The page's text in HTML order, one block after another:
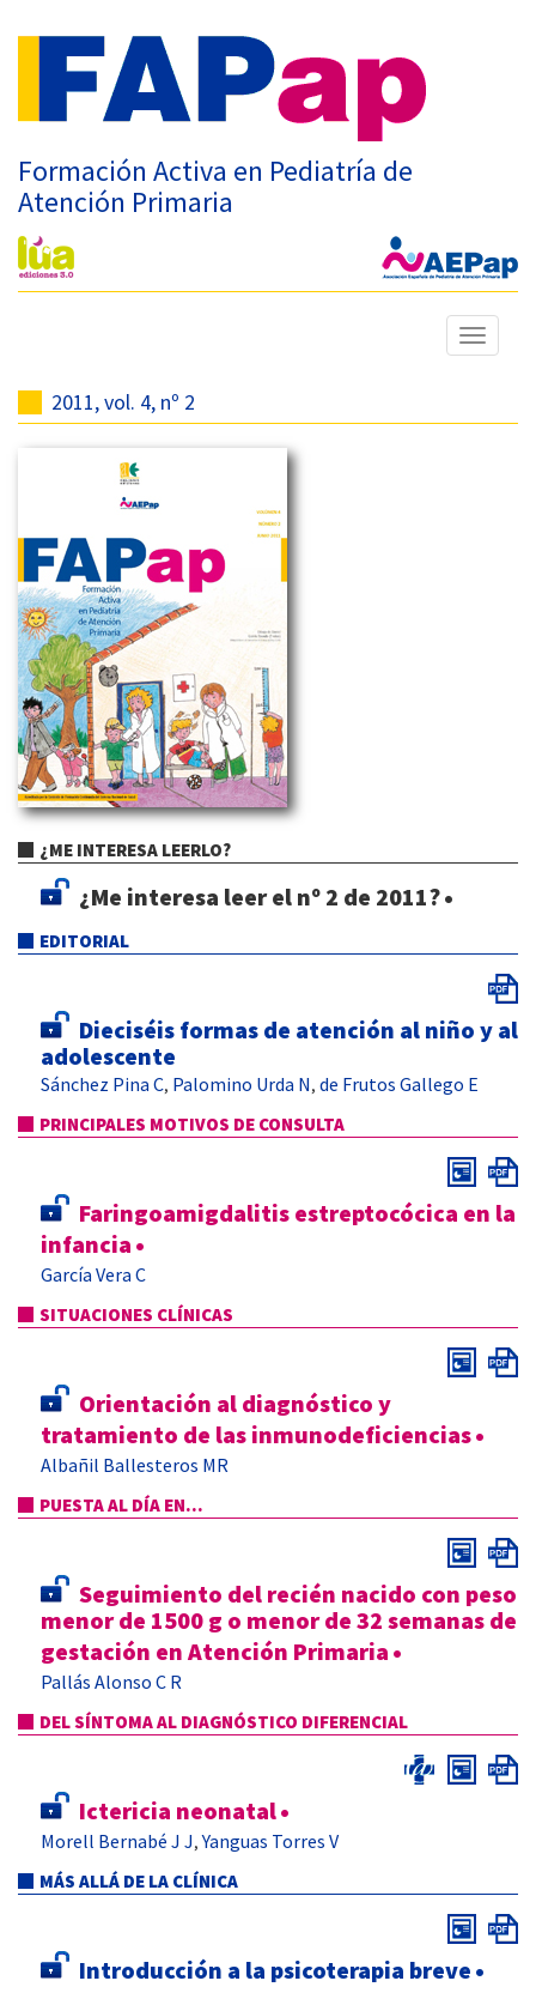
Formación Activa en Pediatría de
Atención Primaria
Mostrar
menú
2011, vol. 4, nº 2
¿ME INTERESA LEERLO?
¿Me interesa leer el nº 2 de 2011?•
EDITORIAL
Dieciséis formas de atención al niño y al
adolescente
Sánchez Pina C, Palomino Urda N, de Frutos Gallego E
PRINCIPALES MOTIVOS DE CONSULTA
Faringoamigdalitis estreptocócica en la
infancia •
García Vera C
SITUACIONES CLÍNICAS
Orientación al diagnóstico y
tratamiento de las inmunodeficiencias•
Albañil Ballesteros MR
PUESTA AL DÍA EN...
Seguimiento del recién nacido con peso
menor de 1500 g o menor de 32 semanas de
gestación en Atención Primaria •
Pallás Alonso C R
DEL SÍNTOMA AL DIAGNÓSTICO DIFERENCIAL
Ictericia neonatal•
Morell Bernabé J J,Yanguas Torres V
MÁS ALLÁ DE LA CLÍNICA
Introducción a la psicoterapia breve •